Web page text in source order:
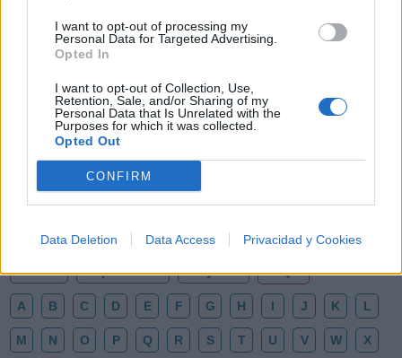
I want to opt-out of processing my
Personal Data for Targeted Advertising.
Opted In
I want to opt-out of Collection, Use,
Retention, Sale, and/or Sharing of my
Personal Data that Is Unrelated with the
Purposes for which it was collected.
Opted Out
CONFIRM
Data Deletion Data Access Privacidad y Cookies
🪐🚀 Canciones para Ver las Estrellas:
Psicodelia y Space Rock 🎸✨
🌌🚀 Viaje intergaláctico: la mejor selección de
psicodelia, space rock y atmósferas cósmicas para
tus noches de astronomía. 🪐🎸 Desconecta, mira
al firmamento y siente la gravedad cero. 💾 ¡Guarda
esta colección para tu próxima noche estrellada!
Letras Top Artistas Playlists
A B C D E F G H I J K L
M N O P Q R S T U V W X